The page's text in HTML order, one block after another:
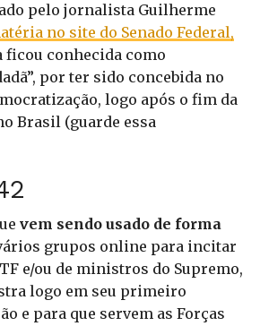
pelo jornalista Guilherme
no site do Senado Federal,
ficou conhecida como
por ter sido concebida no
logo após o fim da
Brasil (guarde essa
vem sendo usado de forma
grupos online para incitar
e/ou de ministros do Supremo,
logo em seu primeiro
e para que servem as Forças